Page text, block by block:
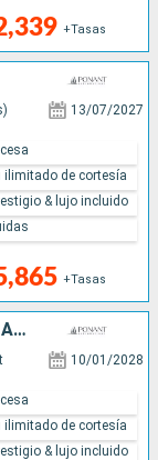
+Tasas
13/07/2027
+Tasas
ilimitado de cortesía
& lujo incluido
SANTA LUCIA, FRANCIA, REINO UNIDO, ANTIGUA Y BARBUDA
10/01/2028
ilimitado de cortesía
& lujo incluido